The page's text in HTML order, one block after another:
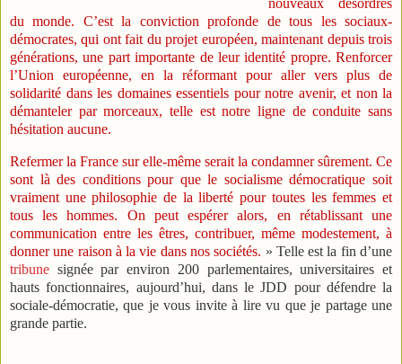
nouveaux désordres
du monde. C’est la conviction profonde de tous les sociaux-
démocrates, qui ont fait du projet européen, maintenant depuis trois
générations, une part importante de leur identité propre. Renforcer
l’Union européenne, en la réformant pour aller vers plus de
solidarité dans les domaines essentiels pour notre avenir, et non la
démanteler par morceaux, telle est notre ligne de conduite sans
hésitation aucune.
Refermer la France sur elle-même serait la condamner sûrement. Ce
sont là des conditions pour que le socialisme démocratique soit
vraiment une philosophie de la liberté pour toutes les femmes et
tous les hommes. On peut espérer alors, en rétablissant une
communication entre les êtres, contribuer, même modestement, à
donner une raison à la vie dans nos sociétés. » Telle est la fin d’une
tribune signée par environ 200 parlementaires, universitaires et
hauts fonctionnaires, aujourd’hui, dans le JDD pour défendre la
sociale-démocratie, que je vous invite à lire vu que je partage une
grande partie.